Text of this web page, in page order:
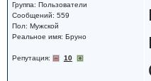
Группа: Пользователи
Сообщений: 559
Пол: Мужской
Реальное имя: Бруно
Репутация: 10